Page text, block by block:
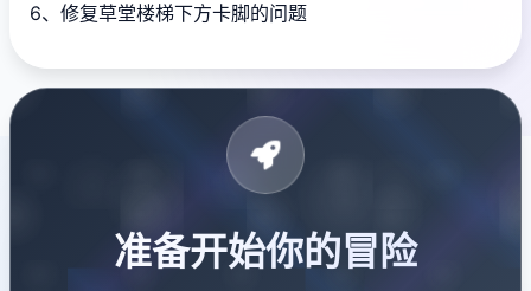
6、修复草堂楼梯下方卡脚的问题
准备开始你的冒险